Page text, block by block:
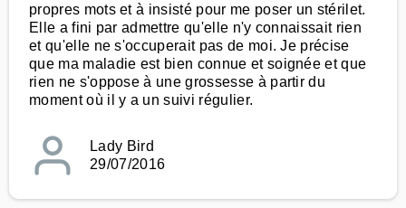
propres mots et à insisté pour me poser un stérilet.
Elle a fini par admettre qu'elle n'y connaissait rien
et qu'elle ne s'occuperait pas de moi. Je précise
que ma maladie est bien connue et soignée et que
rien ne s'oppose à une grossesse à partir du
moment où il y a un suivi régulier.
Lady Bird
29/07/2016